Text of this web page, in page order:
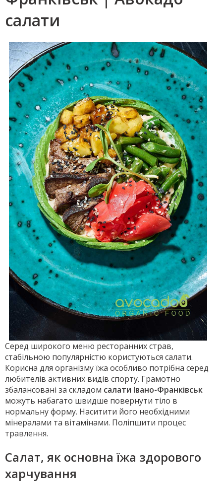
салати
Серед широкого меню ресторанних страв,
стабільною популярністю користуються салати.
Корисна для організму їжа особливо потрібна серед
любителів активних видів спорту. Грамотно
збалансовані за складом салати Івано-Франківськ
можуть набагато швидше повернути тіло в
нормальну форму. Наситити його необхідними
мінералами та вітамінами. Поліпшити процес
травлення.
Салат, як основна їжа здорового
харчування